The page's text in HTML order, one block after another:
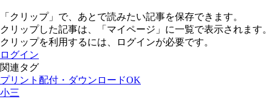
「クリップ」で、あとで読みたい記事を保存できます。
クリップした記事は、「マイページ」に一覧で表示されます。
クリップを利用するには、ログインが必要です。
ログイン
関連タグ
プリント配付・ダウンロードOK
小三